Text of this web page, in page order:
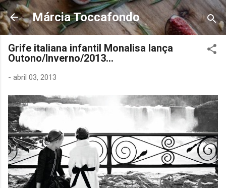
Pular para o conteúdo principal
Márcia Toccafondo
Grife italiana infantil Monalisa lança
Outono/Inverno/2013...
- abril 03, 2013